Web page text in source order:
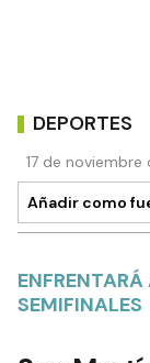
DEPORTES
17 de
Añadir como
SEMIFINALES